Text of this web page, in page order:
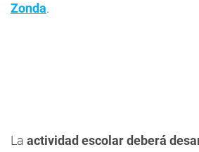
Zonda.
La actividad escolar deberá